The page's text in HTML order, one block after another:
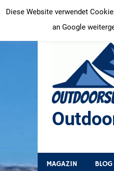
Inhalt
springen
MAGAZIN BLOG
Diese Website verwendet
an Google